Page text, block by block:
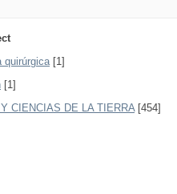
quirúrgica[1]
[1]
CIENCIAS DE LA TIERRA[454]